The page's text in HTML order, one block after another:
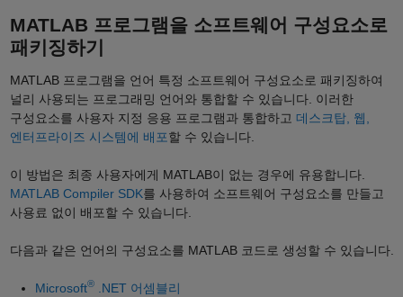
MATLAB 프로그램을 소프트웨어 구성요소로
패키징하기
MATLAB 프로그램을 언어 특정 소프트웨어 구성요소로 패키징하여
널리 사용되는 프로그래밍 언어와 통합할 수 있습니다. 이러한
구성요소를 사용자 지정 응용 프로그램과 통합하고 데스크탑, 웹,
엔터프라이즈 시스템에 배포할 수 있습니다.
이 방법은 최종 사용자에게 MATLAB이 없는 경우에 유용합니다.
MATLAB Compiler SDK를 사용하여 소프트웨어 구성요소를 만들고
사용료 없이 배포할 수 있습니다.
다음과 같은 언어의 구성요소를 MATLAB 코드로 생성할 수 있습니다.
Microsoft®.NET 어셈블리